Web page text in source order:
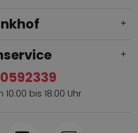
bis 18:00 Uhr